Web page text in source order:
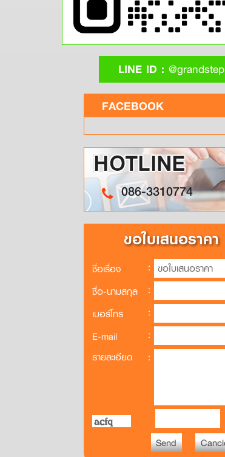
LINE ID : @grandstep
FACEBOOK
086-3310774
ขอใบเสนอราคา
ชื่อเรื่อง
:
ชื่อ-นามสกุล
:
เบอร์โทร
:
E-mail
:
รายละเอียด
: